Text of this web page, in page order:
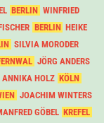
BERLIN WINFRIED
BERLIN HEIKE
SILVIA MORODER
JÖRG ANDERS
ANNIKA HOLZ KÖLN
JOACHIM WINTERS
GÖBEL KREFEL